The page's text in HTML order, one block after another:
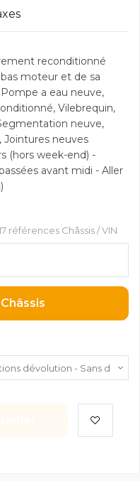
reconditionné
moteur et de sa
a eau neuve,
Vilebrequin,
neuve,
Jointures neuves
(hors week-end) -
avant midi - Aller
)
références Châssis / VIN